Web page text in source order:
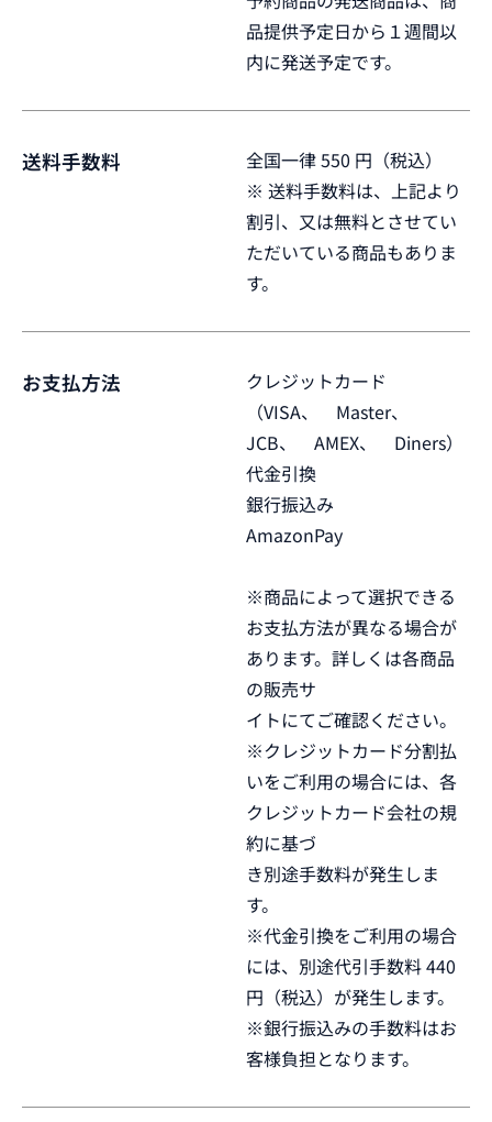
品提供予定日から１週間以
内に発送予定です。
送料手数料
全国一律 550 円（税込）
※ 送料手数料は、上記より
割引、又は無料とさせてい
ただいている商品もありま
す。
お支払方法
クレジットカード
（VISA、 Master、
JCB、 AMEX、 Diners）
代金引換
銀行振込み
AmazonPay
※商品によって選択できる
お支払方法が異なる場合が
あります。詳しくは各商品
の販売サ
イトにてご確認ください。
※クレジットカード分割払
いをご利用の場合には、各
クレジットカード会社の規
約に基づ
き別途手数料が発生しま
す。
※代金引換をご利用の場合
には、別途代引手数料 440
円（税込）が発生します。
※銀行振込みの手数料はお
客様負担となります。